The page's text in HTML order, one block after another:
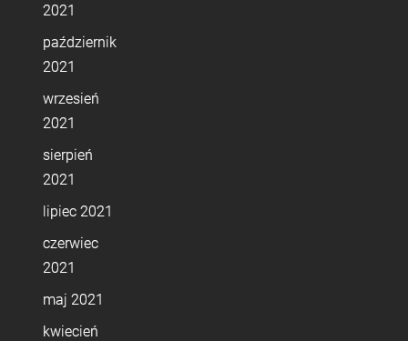
2021
październik
2021
wrzesień
2021
sierpień
2021
lipiec 2021
czerwiec
2021
maj 2021
kwiecień